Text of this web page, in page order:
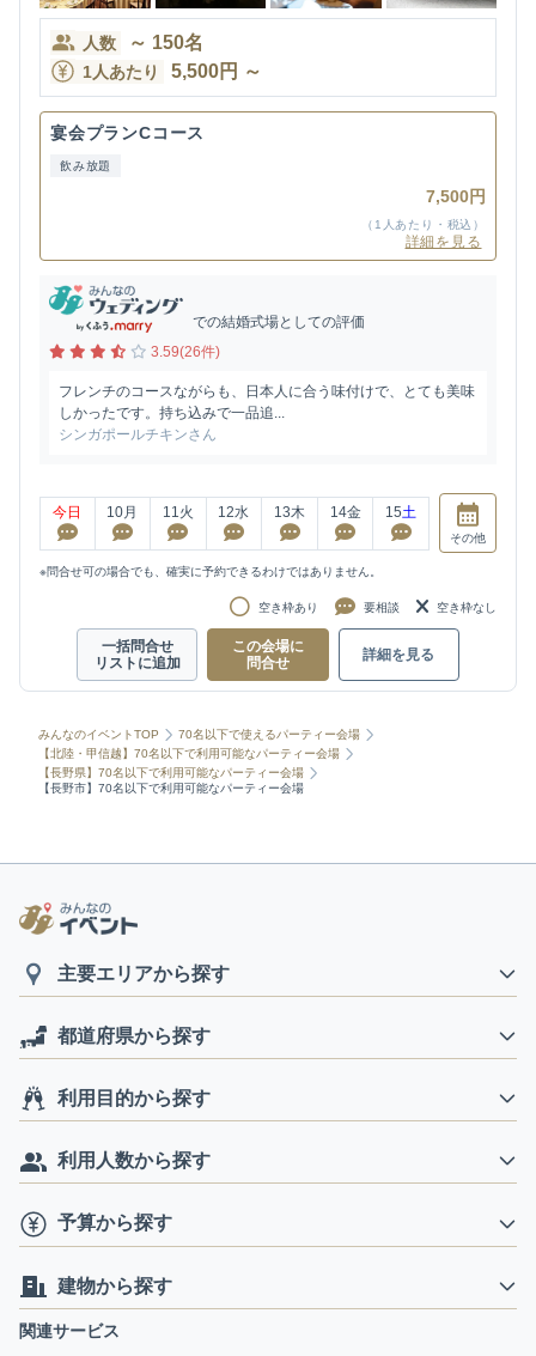
人数 ～ 150名
1人あたり 5,500円 ～
宴会プランCコース
飲み放題
7,500円
（1人あたり・税込）
詳細を見る
での結婚式場としての評価
3.59(26件)
フレンチのコースながらも、日本人に合う味付けで、とても美味
しかったです。持ち込みで一品追...
シンガポールチキンさん
今日 10月 11火 12水 13木 14金 15土
その他
※問合せ可の場合でも、確実に予約できるわけではありません。
空き枠あり 要相談 空き枠なし
一括問合せ
リストに追加
この会場に
問合せ
詳細を見る
みんなのイベントTOP
70名以下で使えるパーティー会場
【北陸・甲信越】70名以下で利用可能なパーティー会場
【長野県】70名以下で利用可能なパーティー会場
【長野市】70名以下で利用可能なパーティー会場
主要エリアから探す
都道府県から探す
利用目的から探す
利用人数から探す
予算から探す
建物から探す
関連サービス